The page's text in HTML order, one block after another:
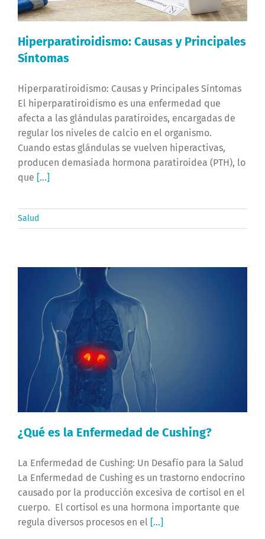
Hiperparatiroidismo: Causas y Principales
Síntomas
Hiperparatiroidismo: Causas y Principales Síntomas
El hiperparatiroidismo es una enfermedad que
afecta a las glándulas paratiroides, encargadas de
regular los niveles de calcio en el organismo.
Cuando estas glándulas se vuelven hiperactivas,
producen demasiada hormona paratiroidea (PTH), lo
que [...]
Salud
¿Qué es la Enfermedad de Cushing?
La Enfermedad de Cushing: Un Desafío para la Salud
La Enfermedad de Cushing es un trastorno endocrino
causado por la producción excesiva de cortisol en el
cuerpo. El cortisol es una hormona importante que
regula diversos procesos en el [...]